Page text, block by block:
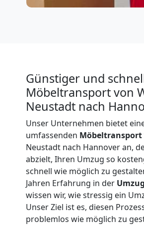
Günstiger und
Möbeltransport von
Neustadt nach
Unser Unternehmen bietet
umfassenden Möbeltransport
Neustadt nach Hannover an,
abzielt, Ihren Umzug so
schnell wie möglich zu
Jahren Erfahrung in der
wissen wir, wie stressig ein
Unser Ziel ist es, diesen
problemlos wie möglich zu